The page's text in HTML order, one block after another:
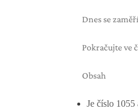
Dnes se
Pokračujte ve
Obsah
Je číslo 1055